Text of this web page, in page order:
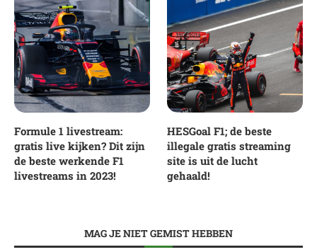
Formule 1 livestream:
gratis live kijken? Dit zijn
de beste werkende F1
livestreams in 2023!
HESGoal F1; de beste
illegale gratis streaming
site is uit de lucht
gehaald!
MAG JE NIET GEMIST HEBBEN